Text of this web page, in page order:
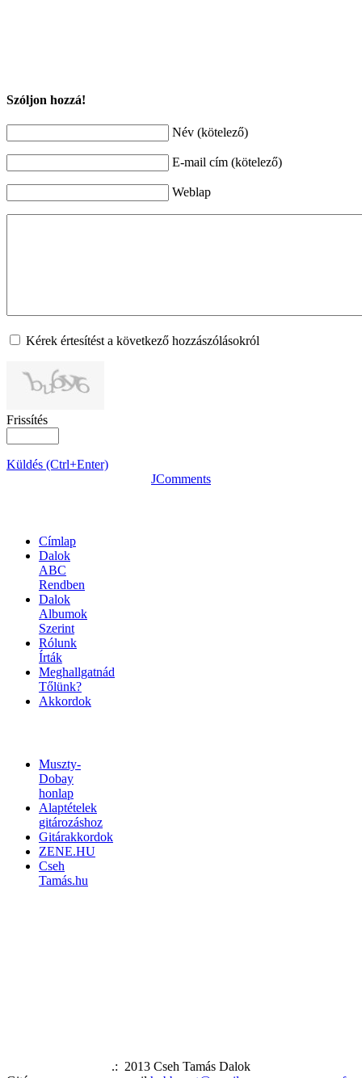
Szóljon hozzá!
Név (kötelező)
E-mail cím (kötelező)
Weblap
Kérek értesítést a következő hozzászólásokról
Frissítés
Küldés (Ctrl+Enter)
JComments
Címlap
Dalok
ABC
Rendben
Dalok
Albumok
Szerint
Rólunk
Írták
Meghallgatnád
Tőlünk?
Akkordok
Muszty-
Dobay
honlap
Alaptételek
gitározáshoz
Gitárakkordok
ZENE.HU
Cseh
Tamás.hu
.: 2013 Cseh Tamás Dalok